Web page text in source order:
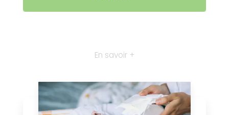
En savoir +